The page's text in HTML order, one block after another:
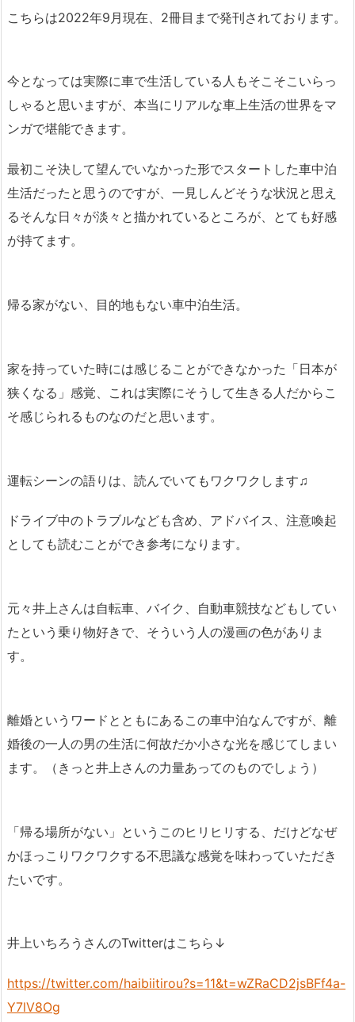
こちらは2022年9月現在、2冊目まで発刊されております。
今となっては実際に車で生活している人もそこそこいらっ
しゃると思いますが、本当にリアルな車上生活の世界をマ
ンガで堪能できます。
最初こそ決して望んでいなかった形でスタートした車中泊
生活だったと思うのですが、一見しんどそうな状況と思え
るそんな日々が淡々と描かれているところが、とても好感
が持てます。
帰る家がない、目的地もない車中泊生活。
家を持っていた時には感じることができなかった「日本が
狭くなる」感覚、これは実際にそうして生きる人だからこ
そ感じられるものなのだと思います。
運転シーンの語りは、読んでいてもワクワクします♫
ドライブ中のトラブルなども含め、アドバイス、注意喚起
としても読むことができ参考になります。
元々井上さんは自転車、バイク、自動車競技などもしてい
たという乗り物好きで、そういう人の漫画の色がありま
す。
離婚というワードとともにあるこの車中泊なんですが、離
婚後の一人の男の生活に何故だか小さな光を感じてしまい
ます。（きっと井上さんの力量あってのものでしょう）
「帰る場所がない」というこのヒリヒリする、だけどなぜ
かほっこりワクワクする不思議な感覚を味わっていただき
たいです。
井上いちろうさんのTwitterはこちら↓
https://twitter.com/haibiitirou?s=11&t=wZRaCD2jsBFf4a-
Y7lV8Og